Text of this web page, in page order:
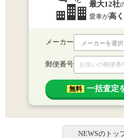
最大12社
愛車が高
メーカー
郵便番号
無料 一括査定
NEWSのトッ